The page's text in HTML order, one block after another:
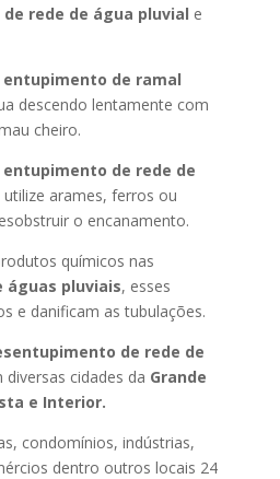
rede de água pluvial e
entupimento de ramal
descendo lentamente com
cheiro.
entupimento de rede de
utilize arames, ferros ou
o encanamento.
químicos nas
águas pluviais, esses
e danificam as tubulações.
de rede de
diversas cidades da Grande
e Interior.
condomínios, indústrias,
dentro outros locais 24